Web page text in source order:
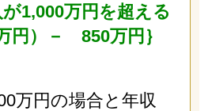
1,000万円を超える
円）－ 850万円｝
万円の場合と年収